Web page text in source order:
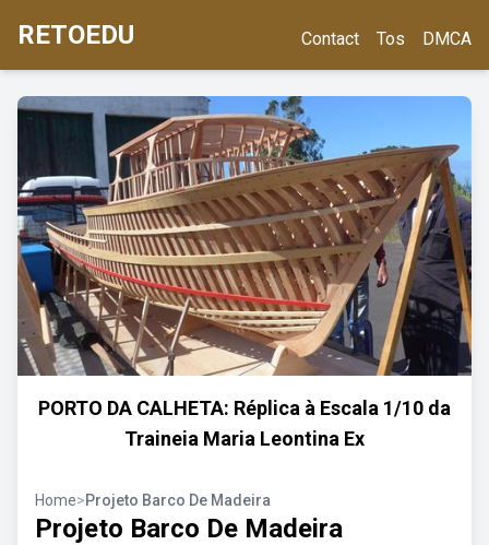
RETOEDU Contact Tos DMCA
PORTO DA CALHETA: Réplica à Escala 1/10 da
Traineia Maria Leontina Ex
Home>Projeto Barco De Madeira
Projeto Barco De Madeira